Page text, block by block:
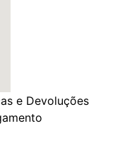
e Devoluções